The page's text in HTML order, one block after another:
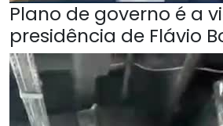
Plano de governo é a
presidência de Flávio